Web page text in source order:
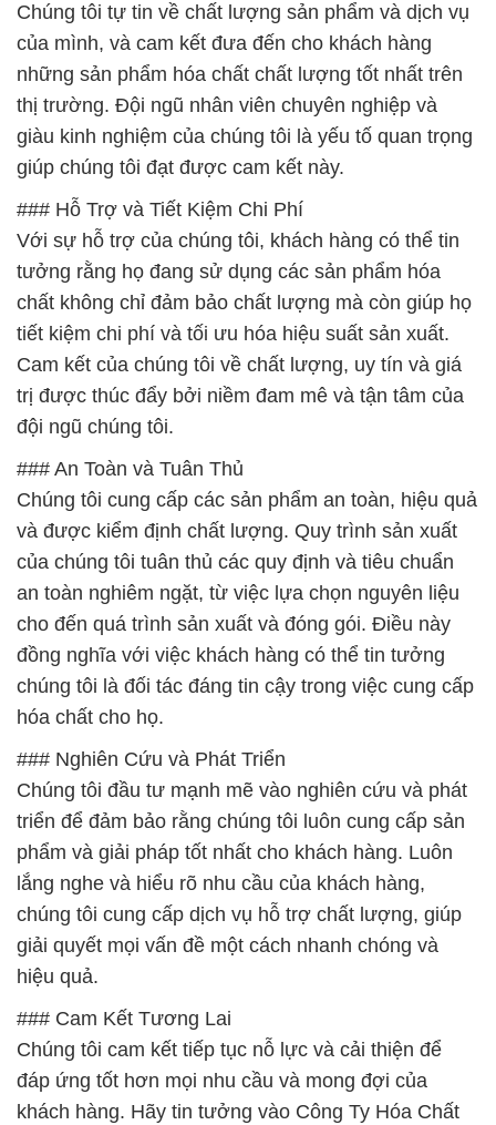
Chúng tôi tự tin về chất lượng sản phẩm và dịch vụ
của mình, và cam kết đưa đến cho khách hàng
những sản phẩm hóa chất chất lượng tốt nhất trên
thị trường. Đội ngũ nhân viên chuyên nghiệp và
giàu kinh nghiệm của chúng tôi là yếu tố quan trọng
giúp chúng tôi đạt được cam kết này.
### Hỗ Trợ và Tiết Kiệm Chi Phí
Với sự hỗ trợ của chúng tôi, khách hàng có thể tin
tưởng rằng họ đang sử dụng các sản phẩm hóa
chất không chỉ đảm bảo chất lượng mà còn giúp họ
tiết kiệm chi phí và tối ưu hóa hiệu suất sản xuất.
Cam kết của chúng tôi về chất lượng, uy tín và giá
trị được thúc đẩy bởi niềm đam mê và tận tâm của
đội ngũ chúng tôi.
### An Toàn và Tuân Thủ
Chúng tôi cung cấp các sản phẩm an toàn, hiệu quả
và được kiểm định chất lượng. Quy trình sản xuất
của chúng tôi tuân thủ các quy định và tiêu chuẩn
an toàn nghiêm ngặt, từ việc lựa chọn nguyên liệu
cho đến quá trình sản xuất và đóng gói. Điều này
đồng nghĩa với việc khách hàng có thể tin tưởng
chúng tôi là đối tác đáng tin cậy trong việc cung cấp
hóa chất cho họ.
### Nghiên Cứu và Phát Triển
Chúng tôi đầu tư mạnh mẽ vào nghiên cứu và phát
triển để đảm bảo rằng chúng tôi luôn cung cấp sản
phẩm và giải pháp tốt nhất cho khách hàng. Luôn
lắng nghe và hiểu rõ nhu cầu của khách hàng,
chúng tôi cung cấp dịch vụ hỗ trợ chất lượng, giúp
giải quyết mọi vấn đề một cách nhanh chóng và
hiệu quả.
### Cam Kết Tương Lai
Chúng tôi cam kết tiếp tục nỗ lực và cải thiện để
đáp ứng tốt hơn mọi nhu cầu và mong đợi của
khách hàng. Hãy tin tưởng vào Công Ty Hóa Chất